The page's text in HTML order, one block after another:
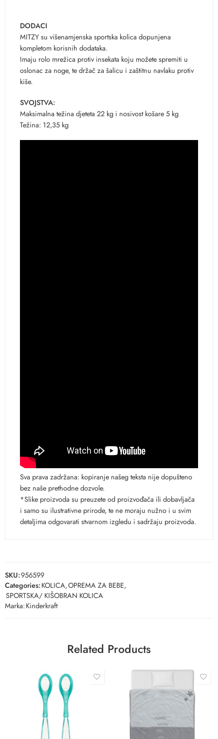
DODACI
MITZY su višenamjenska sportska kolica dopunjena
kompletom korisnih dodataka.
Imaju rolo mrežica protiv insekata koju možete spremiti u
oslonac za noge, te držač za šalicu i zaštitnu navlaku protiv
kiše.
SVOJSTVA:
Maksimalna težina djeteta 22 kg i nosivost košare 5 kg
Težina: 12,35 kg
Sva prava zadržana: kopiranje našeg teksta nije dopušteno
bez naše prethodne dozvole.
*Slike proizvoda su preuzete od proizvođača ili dobavljača
i samo su ilustrativne prirode, te ne moraju nužno i u svim
detaljima odgovarati stvarnom izgledu i sadržaju proizvoda.
SKU:956599
Categories:KOLICA,OPREMA ZA BEBE,
SPORTSKA/ KIŠOBRAN KOLICA
Marka:Kinderkraft
Related Products